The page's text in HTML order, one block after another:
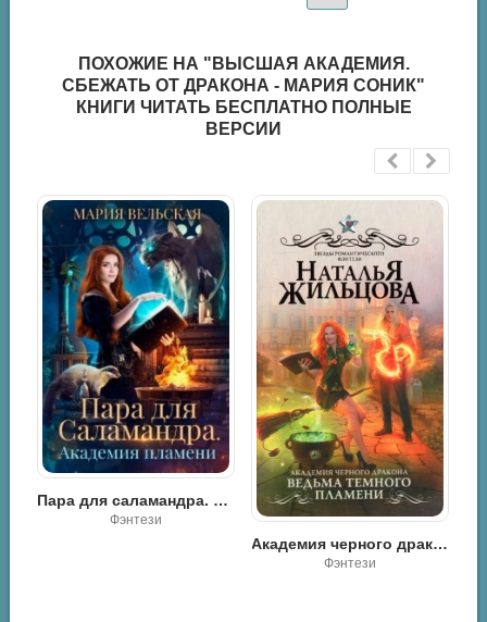
ПОХОЖИЕ НА "ВЫСШАЯ АКАДЕМИЯ.
СБЕЖАТЬ ОТ ДРАКОНА - МАРИЯ СОНИК"
КНИГИ ЧИТАТЬ БЕСПЛАТНО ПОЛНЫЕ
ВЕРСИИ
Невеста ледяного дракона в академии - Виктория Цветкова
Роман / Разная литература